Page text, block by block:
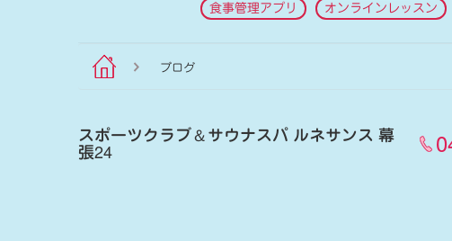
食事管理アプリ オンラインレッスン
ブログ
スポーツクラブ＆サウナスパ ルネサンス 幕
張24